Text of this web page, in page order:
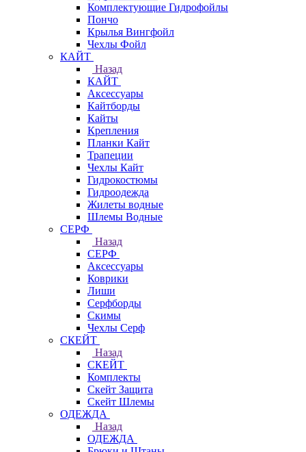
Комплектующие Гидрофойлы
Пончо
Крылья Вингфойл
Чехлы Фойл
КАЙТ
Назад
КАЙТ
Аксессуары
Кайтборды
Кайты
Крепления
Планки Кайт
Трапеции
Чехлы Кайт
Гидрокостюмы
Гидроодежда
Жилеты водные
Шлемы Водные
СЕРФ
Назад
СЕРФ
Аксессуары
Коврики
Лиши
Серфборды
Скимы
Чехлы Cерф
СКЕЙТ
Назад
СКЕЙТ
Комплекты
Скейт Защита
Скейт Шлемы
ОДЕЖДА
Назад
ОДЕЖДА